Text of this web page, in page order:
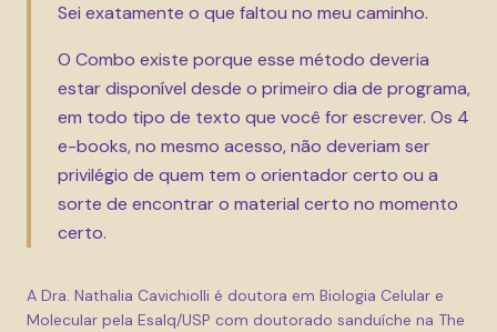
Sei exatamente o que faltou no meu caminho.
O Combo existe porque esse método deveria
estar disponível desde o primeiro dia de programa,
em todo tipo de texto que você for escrever. Os 4
e-books, no mesmo acesso, não deveriam ser
privilégio de quem tem o orientador certo ou a
sorte de encontrar o material certo no momento
certo.
A Dra. Nathalia Cavichiolli é doutora em Biologia Celular e
Molecular pela Esalq/USP com doutorado sanduíche na The